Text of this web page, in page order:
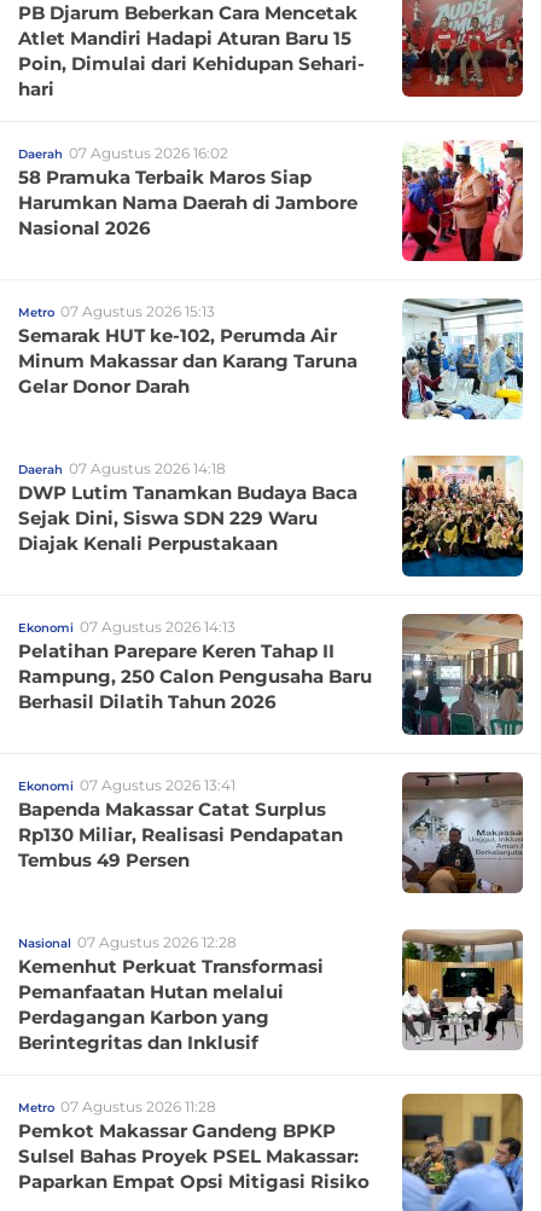
PB Djarum Beberkan Cara Mencetak
Atlet Mandiri Hadapi Aturan Baru 15
Poin, Dimulai dari Kehidupan Sehari-
hari
Daerah 07 Agustus 2026 16:02
58 Pramuka Terbaik Maros Siap
Harumkan Nama Daerah di Jambore
Nasional 2026
Metro 07 Agustus 2026 15:13
Semarak HUT ke-102, Perumda Air
Minum Makassar dan Karang Taruna
Gelar Donor Darah
Daerah 07 Agustus 2026 14:18
DWP Lutim Tanamkan Budaya Baca
Sejak Dini, Siswa SDN 229 Waru
Diajak Kenali Perpustakaan
Ekonomi 07 Agustus 2026 14:13
Pelatihan Parepare Keren Tahap II
Rampung, 250 Calon Pengusaha Baru
Berhasil Dilatih Tahun 2026
Ekonomi 07 Agustus 2026 13:41
Bapenda Makassar Catat Surplus
Rp130 Miliar, Realisasi Pendapatan
Tembus 49 Persen
Nasional 07 Agustus 2026 12:28
Kemenhut Perkuat Transformasi
Pemanfaatan Hutan melalui
Perdagangan Karbon yang
Berintegritas dan Inklusif
Metro 07 Agustus 2026 11:28
Pemkot Makassar Gandeng BPKP
Sulsel Bahas Proyek PSEL Makassar:
Paparkan Empat Opsi Mitigasi Risiko